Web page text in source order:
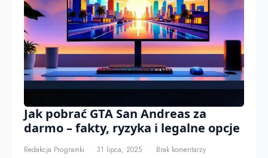
Jak pobrać GTA San Andreas za
darmo – fakty, ryzyka i legalne opcje
Redakcja Programki 31 lipca, 2025 Brak komentarzy